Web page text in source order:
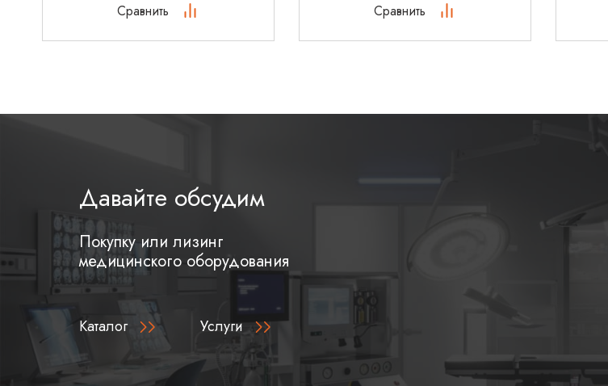
Сравнить Сравнить
Давайте обсудим
Покупку или лизинг
медицинского оборудования
Каталог
Услуги